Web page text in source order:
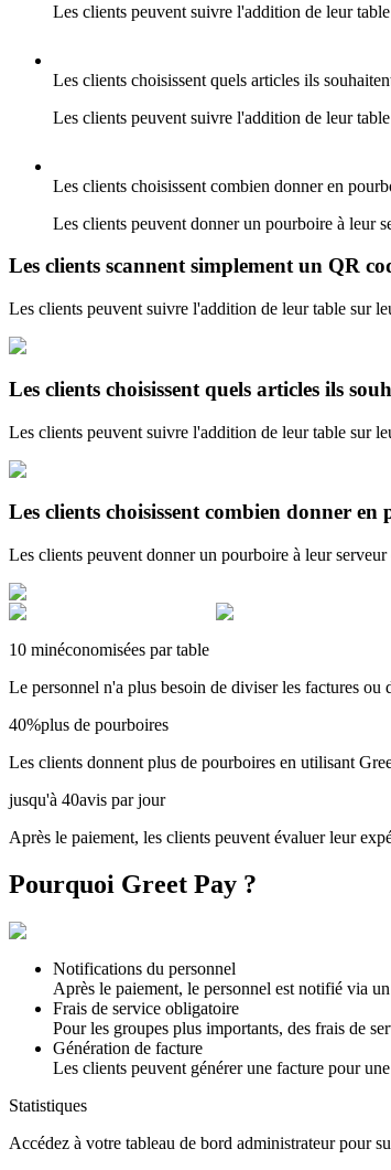
Les clients peuvent suivre l'addition de leur
Les clients choisissent quels articles ils
Les clients peuvent suivre l'addition de leur
Les clients choisissent combien donner en
Les clients peuvent donner un pourboire à leur
Les clients scannent simplement un QR
Les clients peuvent suivre l'addition de leur table sur
Les clients choisissent quels articles ils
Les clients peuvent suivre l'addition de leur table sur
Les clients choisissent combien donner
Les clients peuvent donner un pourboire à leur
10 minéconomisées par table
Le personnel n'a plus besoin de diviser les factures
40%plus de pourboires
Les clients donnent plus de pourboires en utilisant
jusqu'à 40avis par jour
Après le paiement, les clients peuvent évaluer leur
Pourquoi Greet Pay ?
Notifications du personnel
Après le paiement, le personnel est notifié via
Frais de service obligatoire
Pour les groupes plus importants, des frais de
Génération de facture
Les clients peuvent générer une facture pour
Statistiques
Accédez à votre tableau de bord administrateur pour